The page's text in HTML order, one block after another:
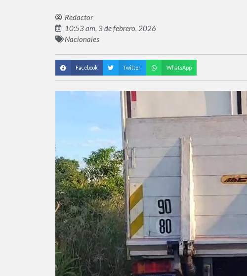
Redactor
10:53 am, 3 de febrero, 2026
Nacionales
Facebook Twitter WhatsApp